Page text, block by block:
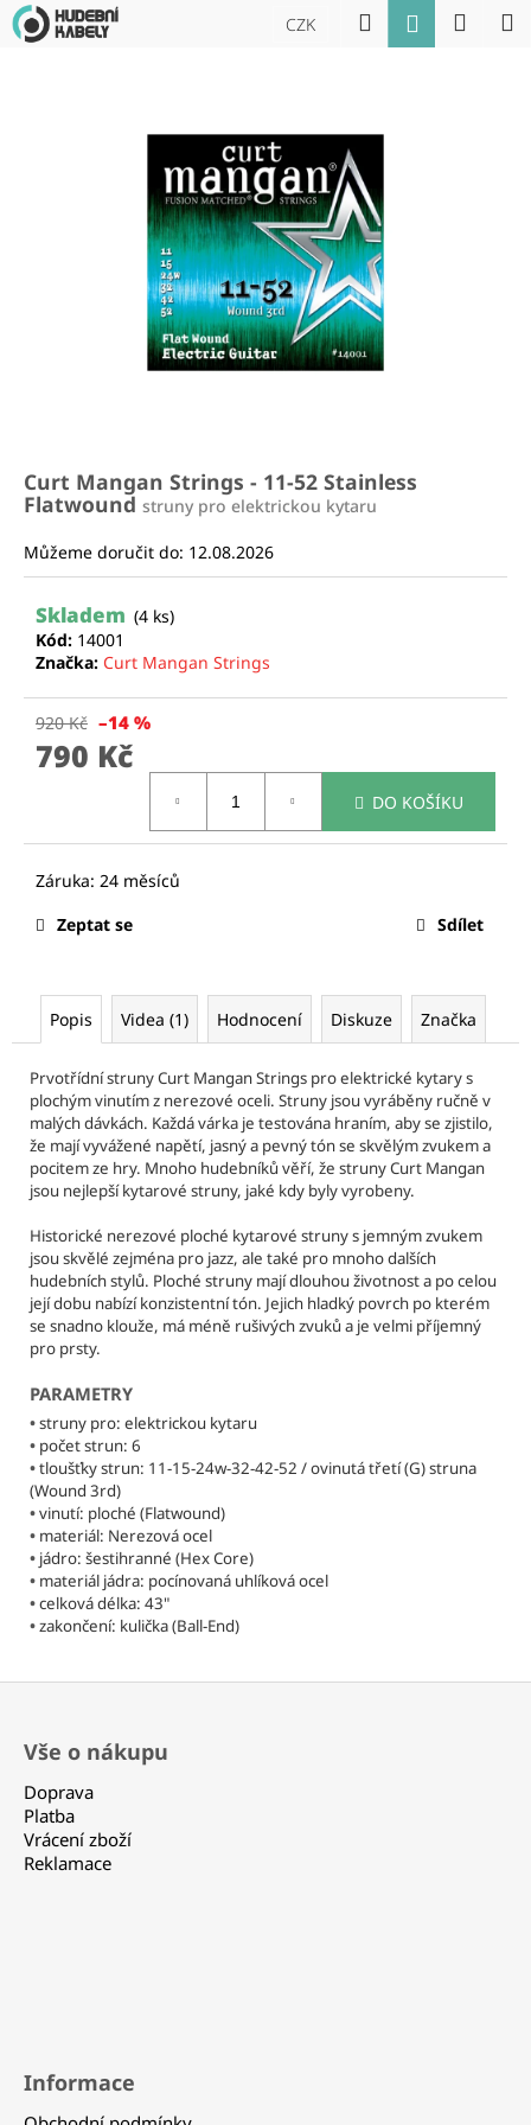
Přejít
na
CZK Hledat Přihlášení
Curt Mangan Strings - 11-52 Stainless
Flatwound struny pro elektrickou kytaru
Můžeme doručit do: 12.08.2026
Skladem (4 ks)
Kód: 14001
Značka: Curt Mangan Strings
920 Kč –14 %
790 Kč
DO KOŠÍKU
Zeptat se Sdílet
Popis Videa (1) Hodnocení Diskuze Značka
Prvotřídní struny Curt Mangan Strings pro elektrické kytary s
plochým vinutím z nerezové oceli. Struny jsou vyráběny ručně v
malých dávkách. Každá várka je testována hraním, aby se zjistilo,
že mají vyvážené napětí, jasný a pevný tón se skvělým zvukem a
pocitem ze hry. Mnoho hudebníků věří, že struny Curt Mangan
jsou nejlepší kytarové struny, jaké kdy byly vyrobeny.
Historické nerezové ploché kytarové struny s jemným zvukem
jsou skvělé zejména pro jazz, ale také pro mnoho dalších
hudebních stylů. Ploché struny mají dlouhou životnost a po celou
její dobu nabízí konzistentní tón. Jejich hladký povrch po kterém
se snadno klouže, má méně rušivých zvuků a je velmi příjemný
pro prsty.
PARAMETRY
•struny pro: elektrickou kytaru
• počet strun: 6
•tloušťky strun: 11-15-24w-32-42-52 / ovinutá třetí (G) struna
(Wound 3rd)
•vinutí: ploché (Flatwound)
• materiál: Nerezová ocel
• jádro: šestihranné (Hex Core)
• materiál jádra: pocínovaná uhlíková ocel
•celková délka: 43"
•zakončení: kulička (Ball-End)
K
o
t
e
a
HLEDAT
o
u
č
u
e
m
e
CURT
MANGAN
STRINGS
PETR
BARTONEK
11-
48
SIGNATURE
STRUNY
PRO
ELEKTRICKOU
KYTARU
295
Kč
Původně:
330
Kč
Vše o nákupu
Doprava
Platba
Vrácení zboží
Reklamace
Informace